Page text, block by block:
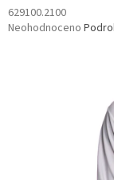
629100.2100
Průměrné
Neohodnoceno